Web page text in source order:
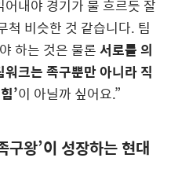
내야 경기가 물 흐르듯 잘
척 비슷한 것 같습니다. 팀
하는 것은 물론서로를 의
크는 족구뿐만 아니라 직
’이 아닐까 싶어요.”
구왕’이 성장하는 현대